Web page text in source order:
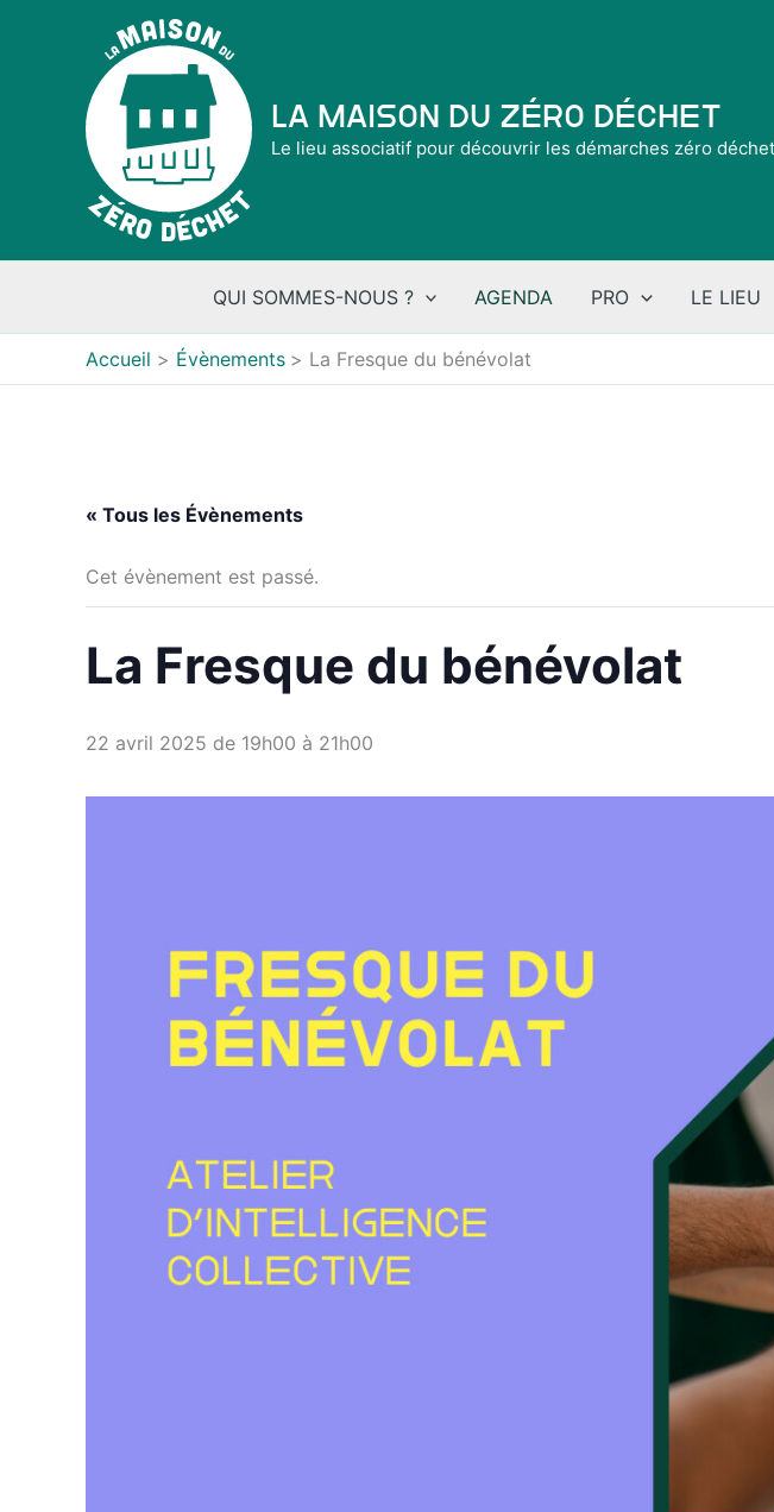
La Maison du Zéro Déchet
Le lieu associatif pour découvrir les démarches zéro
QUI SOMMES-NOUS ? AGENDA PRO LE LIEU
Accueil Évènements La Fresque du bénévolat
« Tous les Évènements
Cet évènement est passé.
La Fresque du bénévolat
22 avril 2025 de 19h00 à 21h00